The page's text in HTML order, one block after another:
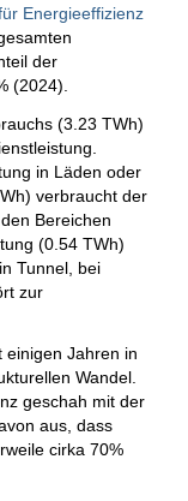
Energieeffizienz
der
(2024).
(3.23 TWh)
in Läden oder
verbraucht der
Bereichen
(0.54 TWh)
Tunnel, bei
zur
einigen Jahren in
Wandel.
geschah mit der
aus, dass
cirka 70%